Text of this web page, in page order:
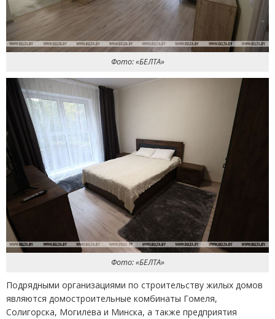
Фото: «БЕЛТА»
Фото: «БЕЛТА»
Подрядными организациями по строительству жилых домов
являются домостроительные комбинаты Гомеля,
Солигорска, Могилева и Минска, а также предприятия